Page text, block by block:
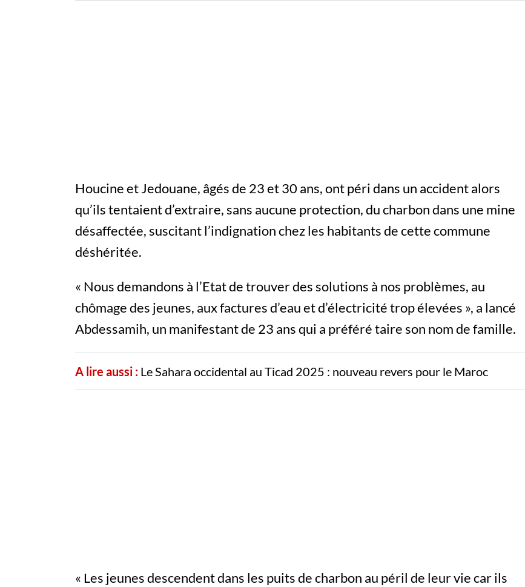
Houcine et Jedouane, âgés de 23 et 30 ans, ont péri dans un accident alors
qu’ils tentaient d’extraire, sans aucune protection, du charbon dans une mine
désaffectée, suscitant l’indignation chez les habitants de cette commune
déshéritée.
« Nous demandons à l’Etat de trouver des solutions à nos problèmes, au
chômage des jeunes, aux factures d’eau et d’électricité trop élevées », a lancé
Abdessamih, un manifestant de 23 ans qui a préféré taire son nom de famille.
A lire aussi : Le Sahara occidental au Ticad 2025 : nouveau revers pour le Maroc
« Les jeunes descendent dans les puits de charbon au péril de leur vie car ils